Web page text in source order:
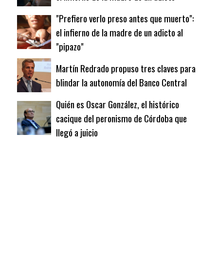
"Prefiero verlo preso antes que muerto":
el infierno de la madre de un adicto al
"pipazo"
Martín Redrado propuso tres claves para
blindar la autonomía del Banco Central
Quién es Oscar González, el histórico
cacique del peronismo de Córdoba que
llegó a juicio